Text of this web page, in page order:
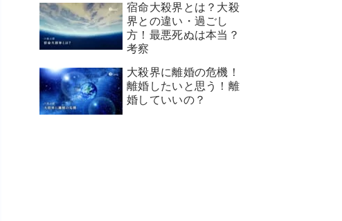
宿命大殺界とは？大殺
界との違い・過ごし
方！最悪死ぬは本当？
考察
大殺界に離婚の危機！
離婚したいと思う！離
婚していいの？